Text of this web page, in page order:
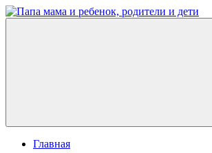
Перейти
к
Главная